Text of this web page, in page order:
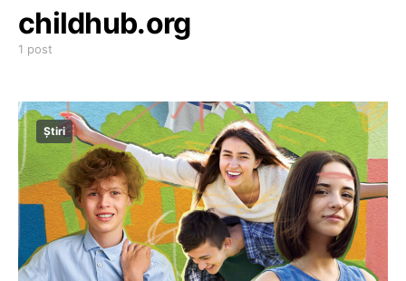
childhub.org
1 post
Știri